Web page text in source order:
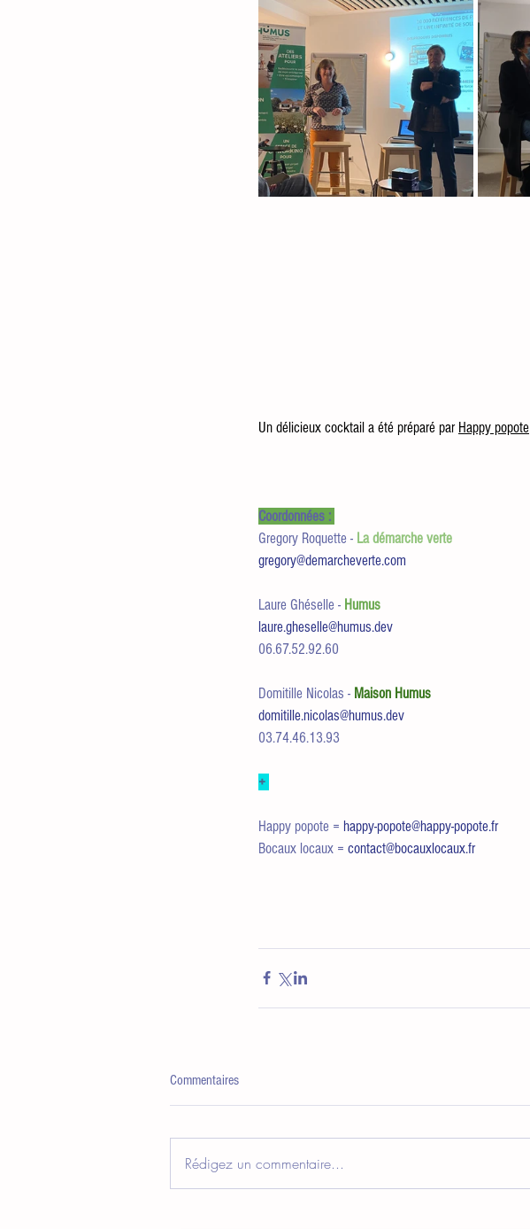
Un délicieux cocktail a été préparé par Happy popote
Coordonnées :
Gregory Roquette - La démarche verte
gregory@demarcheverte.com
Laure Ghéselle - Humus
laure.gheselle@humus.dev
06.67.52.92.60
Domitille Nicolas - Maison Humus
domitille.nicolas@humus.dev
03.74.46.13.93
+
Happy popote = happy-popote@happy-popote.fr
Bocaux locaux = contact@bocauxlocaux.fr
Commentaires
Rédigez un commentaire...